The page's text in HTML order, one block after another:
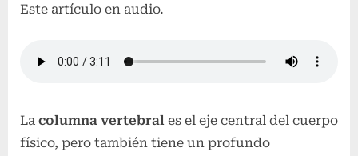
Este artículo en audio.
La columna vertebral es el eje central del cuerpo
físico, pero también tiene un profundo